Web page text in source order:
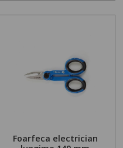
Foarfeca electrician